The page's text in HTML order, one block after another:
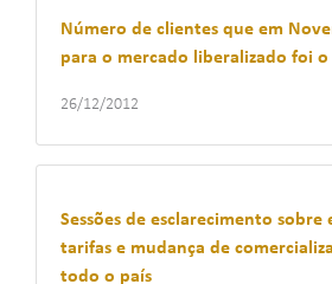
Número de clientes que em
para o mercado liberalizado foi
26/12/2012
Sessões de esclarecimento sobre
tarifas e mudança de
todo o país